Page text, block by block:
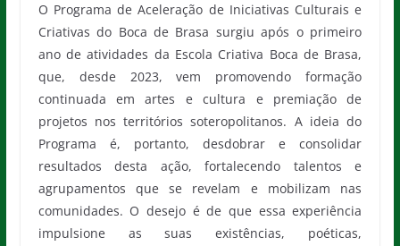
O Programa de Aceleração de Iniciativas Culturais e
Criativas do Boca de Brasa surgiu após o primeiro
ano de atividades da Escola Criativa Boca de Brasa,
que, desde 2023, vem promovendo formação
continuada em artes e cultura e premiação de
projetos nos territórios soteropolitanos. A ideia do
Programa é, portanto, desdobrar e consolidar
resultados desta ação, fortalecendo talentos e
agrupamentos que se revelam e mobilizam nas
comunidades. O desejo é de que essa experiência
impulsione as suas existências, poéticas,